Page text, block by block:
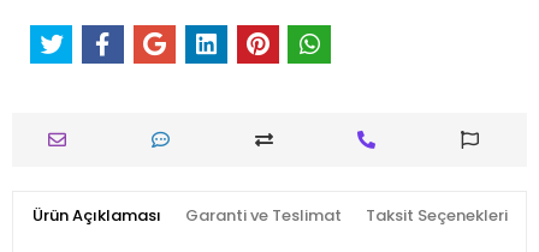
Ürün Açıklaması Garanti ve Teslimat Taksit Seçenekleri